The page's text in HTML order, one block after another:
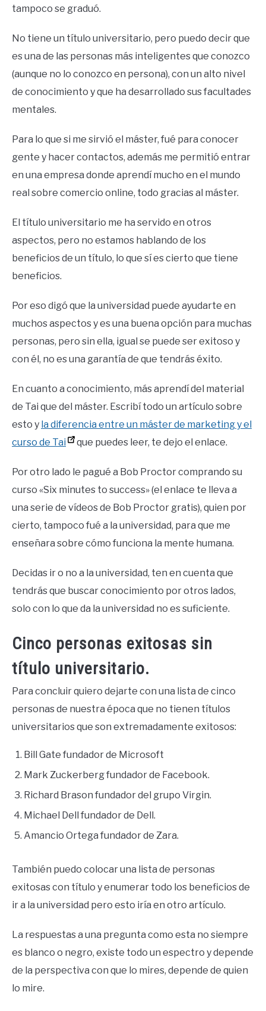
tampoco se graduó.
No tiene un título universitario, pero puedo decir que
es una de las personas más inteligentes que conozco
(aunque no lo conozco en persona), con un alto nivel
de conocimiento y que ha desarrollado sus facultades
mentales.
Para lo que si me sirvió el máster, fué para conocer
gente y hacer contactos, además me permitió entrar
en una empresa donde aprendí mucho en el mundo
real sobre comercio online, todo gracias al máster.
El título universitario me ha servido en otros
aspectos, pero no estamos hablando de los
beneficios de un título, lo que sí es cierto que tiene
beneficios.
Por eso digó que la universidad puede ayudarte en
muchos aspectos y es una buena opción para muchas
personas, pero sin ella, igual se puede ser exitoso y
con él, no es una garantía de que tendrás éxito.
En cuanto a conocimiento, más aprendí del material
de Tai que del máster. Escribí todo un artículo sobre
esto y la diferencia entre un máster de marketing y el
curso de Tai
que puedes leer, te dejo el enlace.
Por otro lado le pagué a Bob Proctor comprando su
curso «Six minutes to success» (el enlace te lleva a
una serie de vídeos de Bob Proctor gratis), quien por
cierto, tampoco fué a la universidad, para que me
enseñara sobre cómo funciona la mente humana.
Decidas ir o no a la universidad, ten en cuenta que
tendrás que buscar conocimiento por otros lados,
solo con lo que da la universidad no es suficiente.
Cinco personas exitosas sin
título universitario.
Para concluir quiero dejarte con una lista de cinco
personas de nuestra época que no tienen títulos
universitarios que son extremadamente exitosos:
Bill Gate fundador de Microsoft
Mark Zuckerberg fundador de Facebook.
Richard Brason fundador del grupo Virgin.
Michael Dell fundador de Dell.
Amancio Ortega fundador de Zara.
También puedo colocar una lista de personas
exitosas con título y enumerar todo los beneficios de
ir a la universidad pero esto iría en otro artículo.
La respuestas a una pregunta como esta no siempre
es blanco o negro, existe todo un espectro y depende
de la perspectiva con que lo mires, depende de quien
lo mire.